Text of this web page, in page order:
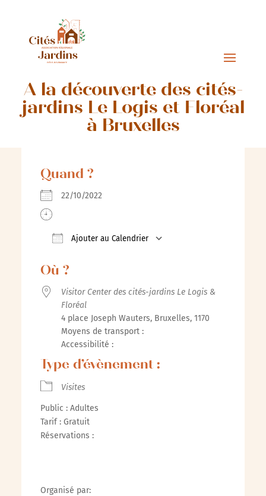
A la découverte des cités-
jardins Le Logis et Floréal
à Bruxelles
Quand ?
22/10/2022
Ajouter au Calendrier
Où ?
Visitor Center des cités-jardins Le Logis &
Floréal
4 place Joseph Wauters, Bruxelles, 1170
Moyens de transport :
Accessibilité :
Type d’évènement :
Visites
Public : Adultes
Tarif : Gratuit
Réservations :
Organisé par: